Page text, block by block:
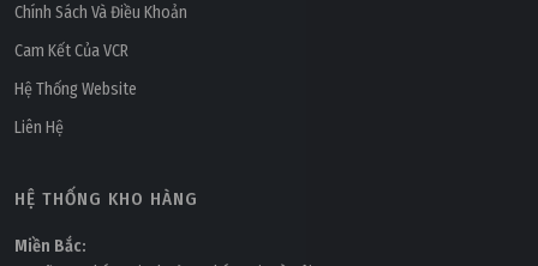
Chính Sách Và Điều Khoản
Cam Kết Của VCR
Hệ Thống Website
Liên Hệ
HỆ THỐNG KHO HÀNG
Miền Bắc: